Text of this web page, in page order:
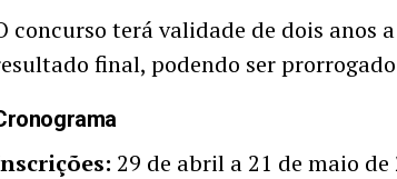
concurso terá validade de dois anos
final, podendo ser
29 de abril a 21 de maio de